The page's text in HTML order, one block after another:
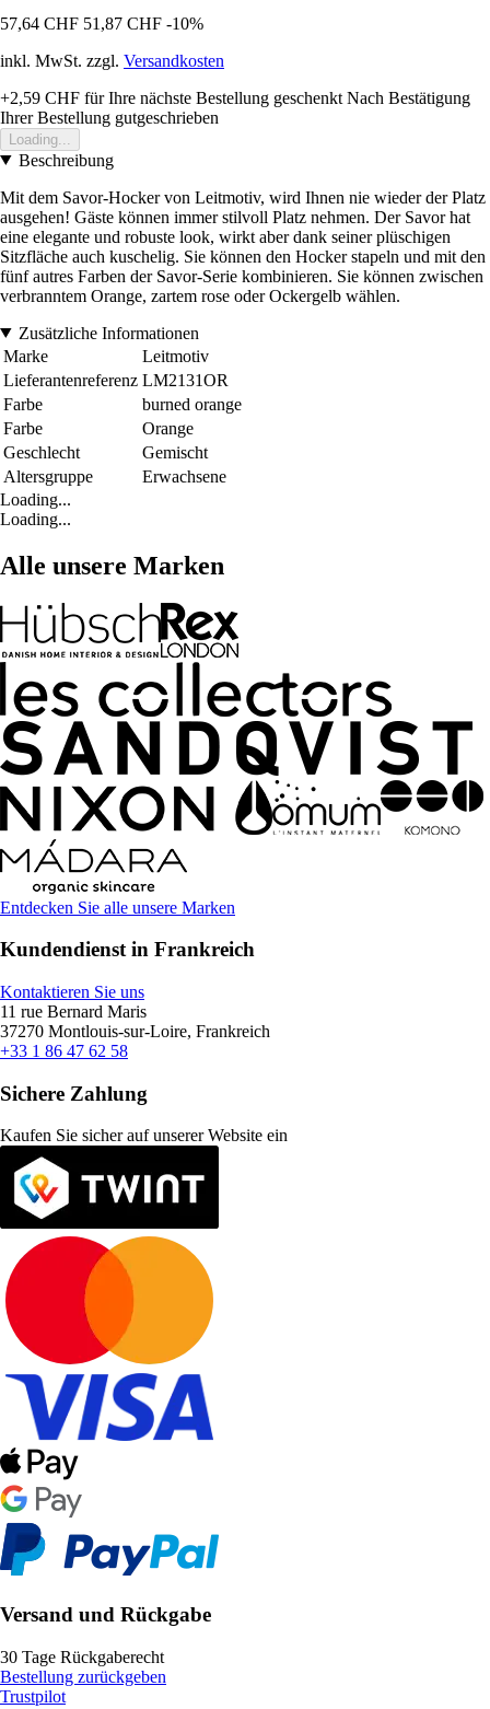
57,64 CHF 51,87 CHF -10%
inkl. MwSt. zzgl. Versandkosten
+2,59 CHF für Ihre nächste Bestellung geschenkt Nach Bestätigung
Ihrer Bestellung gutgeschrieben
Loading...
Beschreibung
Mit dem Savor-Hocker von Leitmotiv, wird Ihnen nie wieder der Platz
ausgehen! Gäste können immer stilvoll Platz nehmen. Der Savor hat
eine elegante und robuste look, wirkt aber dank seiner plüschigen
Sitzfläche auch kuschelig. Sie können den Hocker stapeln und mit den
fünf autres Farben der Savor-Serie kombinieren. Sie können zwischen
verbranntem Orange, zartem rose oder Ockergelb wählen.
Zusätzliche Informationen
Marke
Leitmotiv
Lieferantenreferenz LM2131OR
Farbe
burned orange
Farbe
Orange
Geschlecht
Gemischt
Altersgruppe
Erwachsene
Loading...
Loading...
Alle unsere Marken
Entdecken Sie alle unsere Marken
Kundendienst in Frankreich
Kontaktieren Sie uns
11 rue Bernard Maris
37270 Montlouis-sur-Loire, Frankreich
+33 1 86 47 62 58
Sichere Zahlung
Kaufen Sie sicher auf unserer Website ein
Versand und Rückgabe
30 Tage Rückgaberecht
Bestellung zurückgeben
Trustpilot